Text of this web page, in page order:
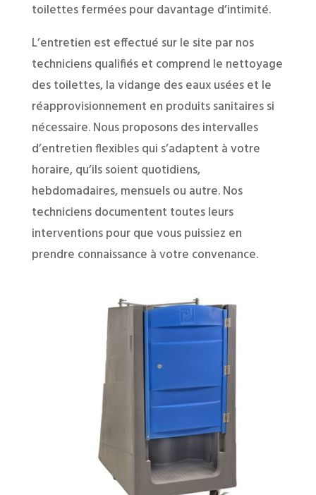
toilettes fermées pour davantage d’intimité.
L’entretien est effectué sur le site par nos
techniciens qualifiés et comprend le nettoyage
des toilettes, la vidange des eaux usées et le
réapprovisionnement en produits sanitaires si
nécessaire. Nous proposons des intervalles
d’entretien flexibles qui s’adaptent à votre
horaire, qu’ils soient quotidiens,
hebdomadaires, mensuels ou autre. Nos
techniciens documentent toutes leurs
interventions pour que vous puissiez en
prendre connaissance à votre convenance.